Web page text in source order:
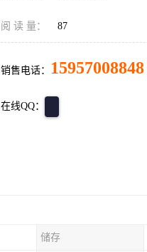
阅 读 量： 87
销售电话： 15957008848
在线QQ：
储存